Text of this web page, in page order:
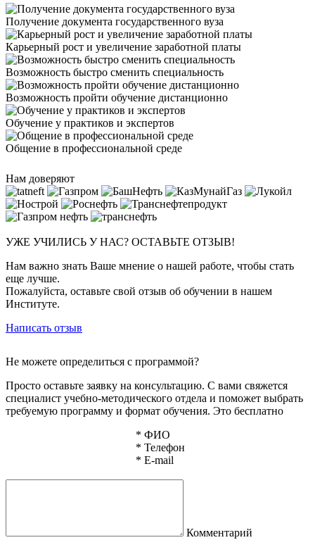
Получение документа государственного вуза
Карьерный рост и увеличение заработной платы
Возможность быстро сменить специальность
Возможность пройти обучение дистанционно
Обучение у практиков и экспертов
Общение в профессиональной среде
Нам доверяют
УЖЕ УЧИЛИСЬ У НАС? ОСТАВЬТЕ ОТЗЫВ!
Нам важно знать Ваше мнение о нашей работе, чтобы стать
еще лучше.
Пожалуйста, оставьте свой отзыв об обучении в нашем
Институте.
Написать отзыв
Не можете определиться с программой?
Просто оставьте заявку на консультацию. С вами свяжется
специалист учебно-методического отдела и поможет выбрать
требуемую программу и формат обучения. Это бесплатно
* ФИО
* Телефон
* E-mail
Комментарий